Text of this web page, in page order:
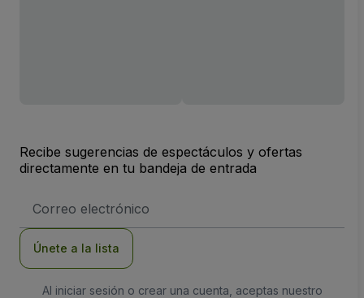
Recibe sugerencias de espectáculos y ofertas
directamente en tu bandeja de entrada
de
Únete a la lista
Al iniciar sesión o crear una cuenta, aceptas nuestro